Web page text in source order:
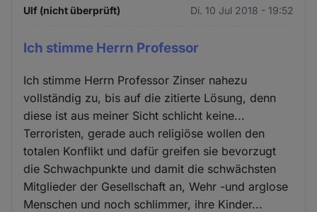
Ulf (nicht überprüft) Di. 10 Jul 2018 - 19:52
Ich stimme Herrn Professor
Ich stimme Herrn Professor Zinser nahezu
vollständig zu, bis auf die zitierte Lösung, denn
diese ist aus meiner Sicht schlicht keine...
Terroristen, gerade auch religiöse wollen den
totalen Konflikt und dafür greifen sie bevorzugt
die Schwachpunkte und damit die schwächsten
Mitglieder der Gesellschaft an, Wehr -und arglose
Menschen und noch schlimmer, ihre Kinder...